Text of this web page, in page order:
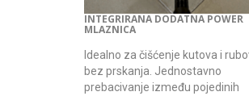
INTEGRIRANA DODATNA POWER
MLAZNICA
Idealno za čišćenje kutova i
bez prskanja. Jednostavno
prebacivanje između pojedinih